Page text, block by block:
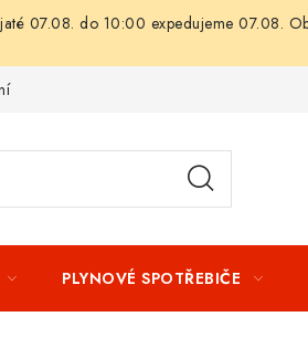
07.08. do 10:00 expedujeme 07.08.
PLYNOVÉ SPOTŘEBIČE